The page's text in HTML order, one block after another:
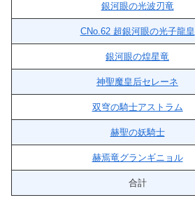
銀河眼の光波刃竜
CNo.62 超銀河眼の光子龍皇
銀河眼の煌星竜
神聖魔皇后セレーネ
双穹の騎士アストラム
赫聖の妖騎士
赫焉竜グランギニョル
合計